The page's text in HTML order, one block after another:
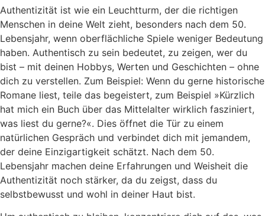
Authentizität ist wie ein Leuchtturm, der die richtigen
Menschen in deine Welt zieht, besonders nach dem 50.
Lebensjahr, wenn oberflächliche Spiele weniger Bedeutung
haben. Authentisch zu sein bedeutet, zu zeigen, wer du
bist – mit deinen Hobbys, Werten und Geschichten – ohne
dich zu verstellen. Zum Beispiel: Wenn du gerne historische
Romane liest, teile das begeistert, zum Beispiel »Kürzlich
hat mich ein Buch über das Mittelalter wirklich fasziniert,
was liest du gerne?«. Dies öffnet die Tür zu einem
natürlichen Gespräch und verbindet dich mit jemandem,
der deine Einzigartigkeit schätzt. Nach dem 50.
Lebensjahr machen deine Erfahrungen und Weisheit die
Authentizität noch stärker, da du zeigst, dass du
selbstbewusst und wohl in deiner Haut bist.